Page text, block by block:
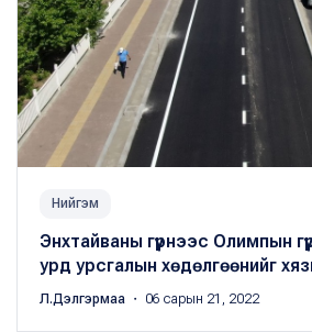
Нийгэм
Энхтайваны гүүрнээс Олимпын
урд урсгалын хөдөлгөөнийг
Л.Дэлгэрмаа ・ 06 сарын 21, 2022